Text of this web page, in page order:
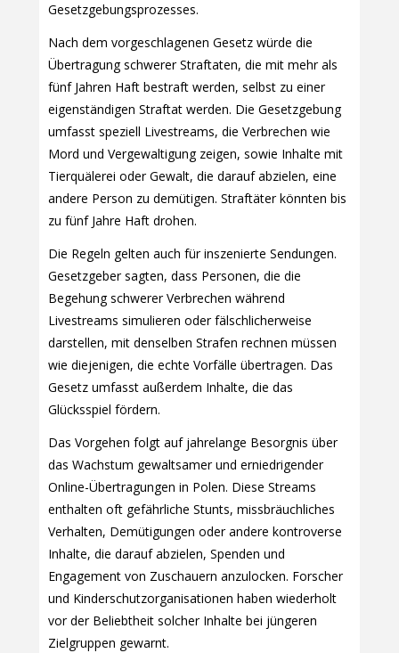
Gesetzgebungsprozesses.
Nach dem vorgeschlagenen Gesetz würde die
Übertragung schwerer Straftaten, die mit mehr als
fünf Jahren Haft bestraft werden, selbst zu einer
eigenständigen Straftat werden. Die Gesetzgebung
umfasst speziell Livestreams, die Verbrechen wie
Mord und Vergewaltigung zeigen, sowie Inhalte mit
Tierquälerei oder Gewalt, die darauf abzielen, eine
andere Person zu demütigen. Straftäter könnten bis
zu fünf Jahre Haft drohen.
Die Regeln gelten auch für inszenierte Sendungen.
Gesetzgeber sagten, dass Personen, die die
Begehung schwerer Verbrechen während
Livestreams simulieren oder fälschlicherweise
darstellen, mit denselben Strafen rechnen müssen
wie diejenigen, die echte Vorfälle übertragen. Das
Gesetz umfasst außerdem Inhalte, die das
Glücksspiel fördern.
Das Vorgehen folgt auf jahrelange Besorgnis über
das Wachstum gewaltsamer und erniedrigender
Online-Übertragungen in Polen. Diese Streams
enthalten oft gefährliche Stunts, missbräuchliches
Verhalten, Demütigungen oder andere kontroverse
Inhalte, die darauf abzielen, Spenden und
Engagement von Zuschauern anzulocken. Forscher
und Kinderschutzorganisationen haben wiederholt
vor der Beliebtheit solcher Inhalte bei jüngeren
Zielgruppen gewarnt.